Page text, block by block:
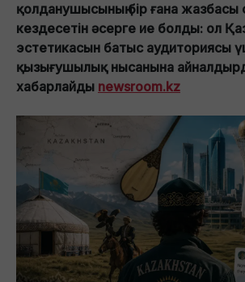
қолданушысының бір ғана жазбасы
кездесетін әсерге ие болды: ол
эстетикасын батыс аудиториясы
қызығушылық нысанына
хабарлайды newsroom.kz